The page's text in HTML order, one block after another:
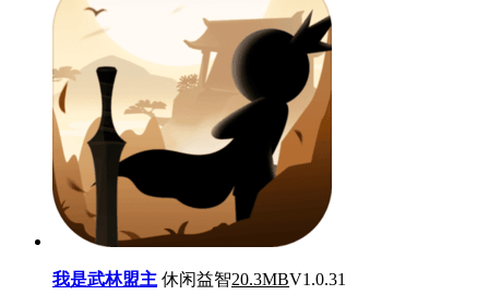
我是武林盟主 休闲益智20.3MBV1.0.31